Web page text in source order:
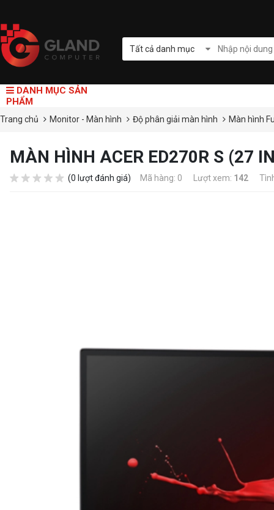
Tất cả danh mục
DANH MỤC SẢN
PHẨM
Trang chủ Monitor - Màn hình Độ phân giải màn hình Màn hình
MÀN HÌNH ACER ED270R S (27
(0 lượt đánh giá) Mã hàng: 0 Lượt xem: 142